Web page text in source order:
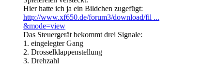
Hier hatte ich ja ein Bildchen zugefügt:
http://www.xf650.de/forum3/download/fil ...
&mode=view
Das Steuergerät bekommt drei Signale:
1. eingelegter Gang
2. Drosselklappenstellung
3. Drehzahl